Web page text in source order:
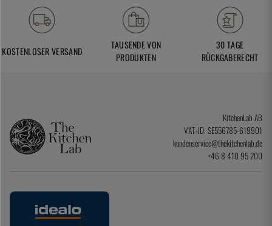
KOSTENLOSER VERSAND
TAUSENDE VON
PRODUKTEN
30 TAGE
RÜCKGABERECHT
KitchenLab AB
VAT-ID: SE556785-619901
kundenservice@thekitchenlab.de
+46 8 410 95 200